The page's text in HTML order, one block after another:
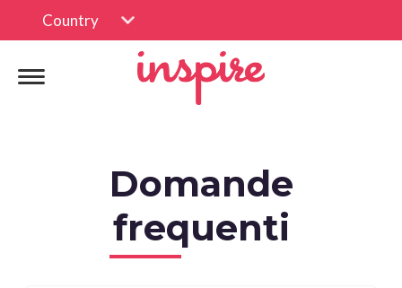
Country
Domande
frequenti